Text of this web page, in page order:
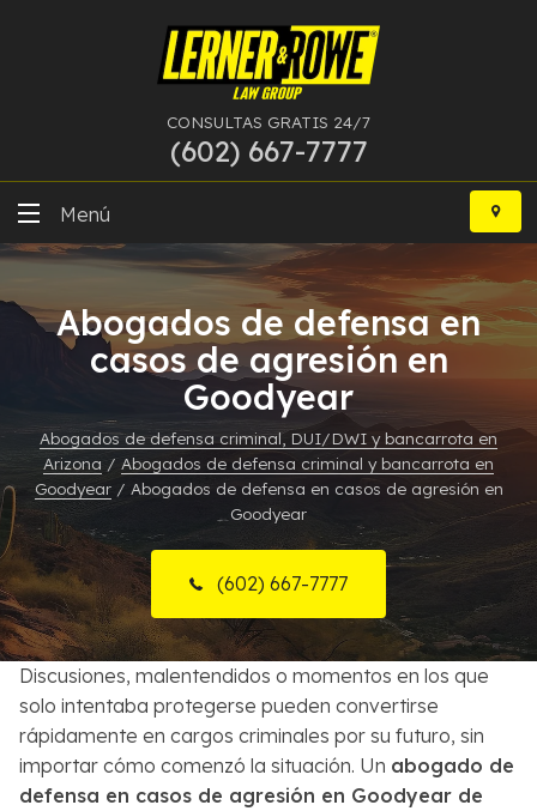
CONSULTAS GRATIS 24/7
(602) 667-7777
Ir
contenido
Menú
Delitos Graves
Más Especialidades
Recursos
Sobre Nosotros
Contactos
English
Buscar
Abogados de defensa en
casos de agresión en
Goodyear
Abogados de defensa criminal, DUI/DWI y bancarrota en
Arizona / Abogados de defensa criminal y bancarrota en
Goodyear/ Abogados de defensa en casos de agresión en
Goodyear
(602) 667-7777
Discusiones, malentendidos o momentos en los que
solo intentaba protegerse pueden convertirse
rápidamente en cargos criminales por su futuro, sin
importar cómo comenzó la situación. Un abogado de
defensa en casos de agresión en Goodyear de